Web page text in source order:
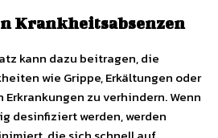
Krankheitsabsenzen
kann dazu beitragen, die
wie Grippe, Erkältungen oder
zu verhindern. Wenn
desinfiziert werden, werden